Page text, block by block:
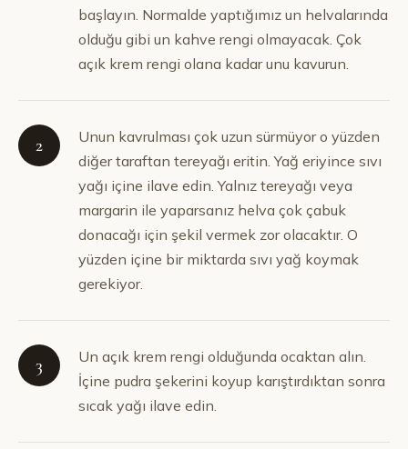
başlayın. Normalde yaptığımız un helvalarında
olduğu gibi un kahve rengi olmayacak. Çok
açık krem rengi olana kadar unu kavurun.
2
Unun kavrulması çok uzun sürmüyor o yüzden
diğer taraftan tereyağı eritin. Yağ eriyince sıvı
yağı içine ilave edin. Yalnız tereyağı veya
margarin ile yaparsanız helva çok çabuk
donacağı için şekil vermek zor olacaktır. O
yüzden içine bir miktarda sıvı yağ koymak
gerekiyor.
3
Un açık krem rengi olduğunda ocaktan alın.
İçine pudra şekerini koyup karıştırdıktan sonra
sıcak yağı ilave edin.